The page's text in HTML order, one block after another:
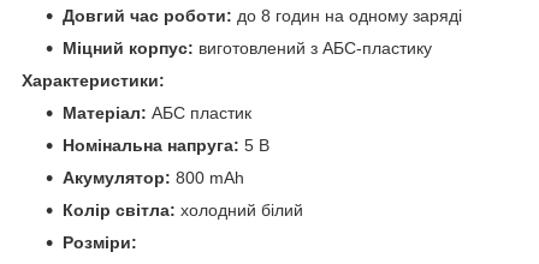
Довгий час роботи: до 8 годин на одному заряді
Міцний корпус: виготовлений з АБС-пластику
Характеристики:
Матеріал: АБС пластик
Номінальна напруга: 5 В
Акумулятор: 800 mAh
Колір світла: холодний білий
Розміри: